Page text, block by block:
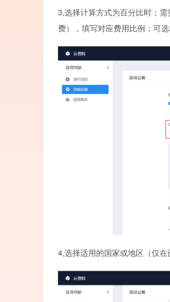
3,选择计算方式为百分比时；
费），填写对应费用比例；可
4,选择适用的国家或地区（仅